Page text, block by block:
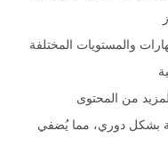
والمستويات المختلفة
من المحتوى
بشكل دوري، مما يُضفي